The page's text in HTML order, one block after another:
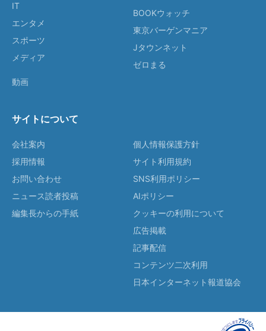
IT
エンタメ
スポーツ
メディア
動画
BOOKウォッチ
東京バーゲンマニア
Jタウンネット
ゼロまる
サイトについて
会社案内
採用情報
お問い合わせ
ニュース読者投稿
編集長からの手紙
個人情報保護方針
サイト利用規約
SNS利用ポリシー
AIポリシー
クッキーの利用について
広告掲載
記事配信
コンテンツ二次利用
日本インターネット報道協会